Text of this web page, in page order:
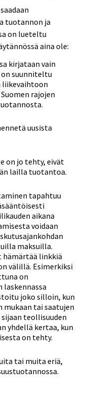
tuotannon ja
on lueteltu
aina ole:
kirjataan vain
suunniteltu
liikevaihtoon
rajojen
uusista
on jo tehty, eivät
lailla tuotantoa.
tapahtuu
aikana
voidaan
maksuilla.
linkkiä
välillä. Esimerkiksi
on
laskennassa
joko silloin, kun
mukaan tai saatujen
sijaan teollisuuden
yhdellä kertaa, kun
on tehty.
tai muita eriä,